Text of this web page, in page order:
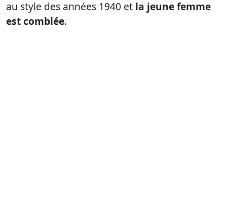
au style des années 1940 et la jeune femme
est comblée.